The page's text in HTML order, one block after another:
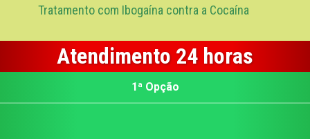
Tratamento com Ibogaína contra a Cocaína
Atendimento 24 horas
1ª Opção